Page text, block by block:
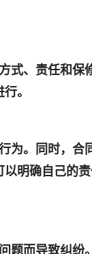
式、责任和保
。
为。同时，合
明确自己的
题而导致纠纷